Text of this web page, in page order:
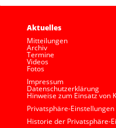
Aktuelles
Mitteilungen
Archiv
Termine
Videos
Fotos
Impressum
Datenschutzerklärung
Hinweise zum Einsatz von
Privatsphäre-
Historie der Privatsphäre-